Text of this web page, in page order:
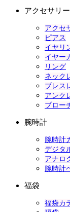
アクセサリ
アクセ
ピアス
イヤリ
イヤー
リング
ネック
ブレス
アンク
ブロー
腕時計
腕時計
デジタ
アナロ
腕時計
福袋
福袋カ